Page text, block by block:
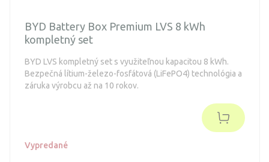
BYD Battery Box Premium LVS 8 kWh
kompletný set
BYD LVS kompletný set s využiteľnou kapacitou 8 kWh.
Bezpečná lítium-železo-fosfátová (LiFePO4) technológia a
záruka výrobcu až na 10 rokov.
Vypredané